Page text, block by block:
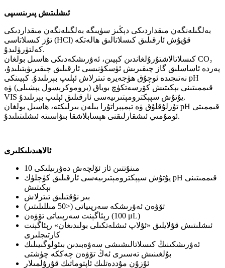
ئىشلىتىش پىرىنسىپى
بەلگىلەنگەن مىقداردىكى دېڭىز سۈيىگە بەلگىلەنگەن مىقداردىكى
تۇز كىسلاتاسى (HCl) قۇيۇش ئارقىلىق كىسلاتالىق ھالەتكە
كەلتۈرۈلىدۇ.
كىسلاتالاشتۇرۇلغاندىن كېيىن، ئەۋرىشكەدىكى ھاسىل بولغان CO₂
پەردە ئاساسلىق گاز چىقىرىش ئۈسكۈنىسى ئارقىلىق چىقىرىۋېتىلىدۇ،
نەتىجىدە ئوچۇق ھۈجەيرە تىترلاش ئېلىپ بېرىلىدۇ. كېيىنكى pH
قىممىتىنى بېكىتىش كۆرسەتكۈچ بوياق (بروموكرېسول يېشىلى) ۋە
VIS يۇتۇش سپېكترومېتىرىيەسى ئارقىلىق ئېلىپ بېرىلىدۇ.
تۇزلۇقلۇق ۋە تېمپېراتۇرا بىلەن بىرلىكتە، ھاسىل بولغان pH قىممىتى
ئومۇمىي ئىشقارلىقنى ھېسابلاشقا بىۋاسىتە ئىشلىتىلىدۇ.
ئالاھىدىلىكلىرى
10 مىنۇتتىن ئاز ئۆلچەش دەۋرىيلىكى
يۇتۇش سپېكترومېتىرىيەسى ئارقىلىق كۈچلۈك pH قىممىتىنى
بېكىتىش
بىر نۇقتىلىق تىترلاش
تۆۋەن ئەۋرىشكە سەرپىياتى (<50 مىللىلىتىر)
رېئاگېنت سەرپىياتى تۆۋەن (100 μL)
ئىشلىتىش قۇلايلىق «ئۇلاپ ئىشلەتكىلى بولىدىغان» رېئاگېنت
كارتىجلىرى
ئەۋرىشكىنىڭ كىسلاتالىشىشى سەۋەبىدىن بىئولوگىيىلىك
بۇلغىنىش تەسىرى ئەڭ تۆۋەن چەككە چۈشتى
ئۇزۇن مۇددەتلىك ئاپتوماتىك قۇرۇلمىلار